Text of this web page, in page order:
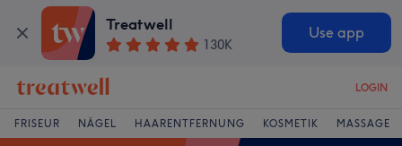
Treatwell
130K
Use app
LOGIN
FRISEUR NÄGEL HAARENTFERNUNG KOSMETIK MASSAGE